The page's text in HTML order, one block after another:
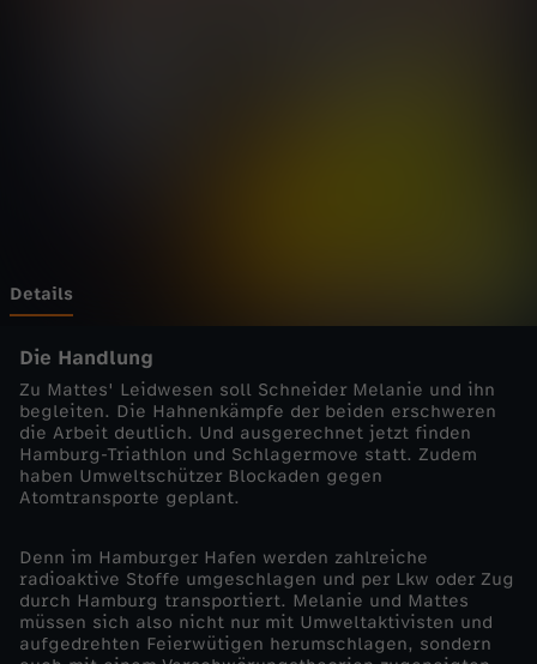
a
n
t
e
T
h
Details
Die Handlung
Zu Mattes' Leidwesen soll Schneider Melanie und ihn
begleiten. Die Hahnenkämpfe der beiden erschweren
die Arbeit deutlich. Und ausgerechnet jetzt finden
Hamburg-Triathlon und Schlagermove statt. Zudem
haben Umweltschützer Blockaden gegen
Atomtransporte geplant.
Denn im Hamburger Hafen werden zahlreiche
radioaktive Stoffe umgeschlagen und per Lkw oder Zug
durch Hamburg transportiert. Melanie und Mattes
müssen sich also nicht nur mit Umweltaktivisten und
aufgedrehten Feierwütigen herumschlagen, sondern